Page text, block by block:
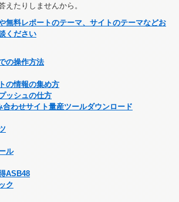
えたりしませんから。
無料レポートのテーマ、サイトのテーマなどお
ください
の操作方法
の情報の集め方
ッシュの仕方
わせサイト量産ツールダウンロード
ル
ASB48
ク